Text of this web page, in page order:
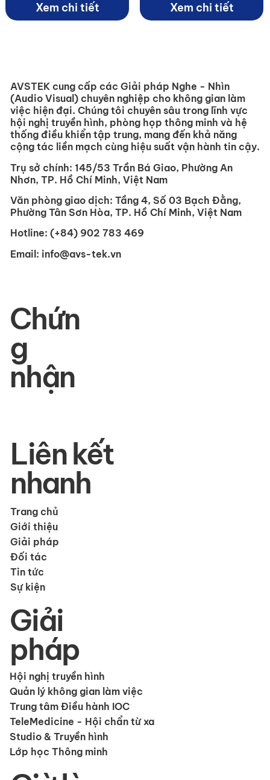
Xem chi tiết Xem chi tiết
AVSTEK cung cấp các Giải pháp Nghe - Nhìn
(Audio Visual) chuyên nghiệp cho không gian làm
việc hiện đại. Chúng tôi chuyên sâu trong lĩnh vực
hội nghị truyền hình, phòng họp thông minh và hệ
thống điều khiển tập trung, mang đến khả năng
cộng tác liền mạch cùng hiệu suất vận hành tin cậy.
Trụ sở chính: 145/53 Trần Bá Giao, Phường An
Nhơn, TP. Hồ Chí Minh, Việt Nam
Văn phòng giao dịch: Tầng 4, Số 03 Bạch Đằng,
Phường Tân Sơn Hòa, TP. Hồ Chí Minh, Việt Nam
Hotline: (+84) 902 783 469
Email: info@avs-tek.vn
Liên kết
nhanh
Trang chủ
Giới thiệu
Giải pháp
Đối tác
Tin tức
Sự kiện
Giải
pháp
Hội nghị truyền hình
Quản lý không gian làm việc
Trung tâm Điều hành IOC
Studio & Truyền hình
TeleMedicine - Hội chẩn từ xa
Lớp học Thông minh
Chứn
g
nhận